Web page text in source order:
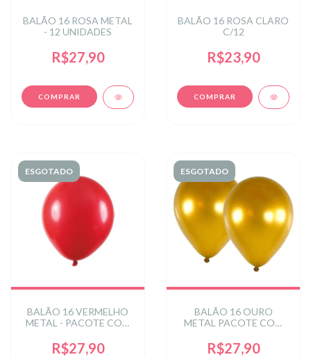
BALÃO 16 ROSA METAL
- 12 UNIDADES
R$27,90
BALÃO 16 ROSA CLARO
C/12
R$23,90
ESGOTADO
BALÃO 16 VERMELHO
METAL - PACOTE COM
R$27,90
ESGOTADO
BALÃO 16 OURO
METAL PACOTE COM
R$27,90